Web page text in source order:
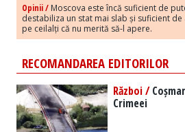
Opinii / Moscova este încă suficient de
destabiliza un stat mai slab și suficient
pe ceilalți că nu merită să-l apere.
RECOMANDAREA EDITORILOR
Război /
Crimeei